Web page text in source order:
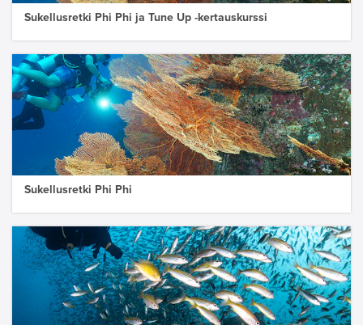
Sukellusretki Phi Phi ja Tune Up -kertauskurssi
Sukellusretki Phi Phi